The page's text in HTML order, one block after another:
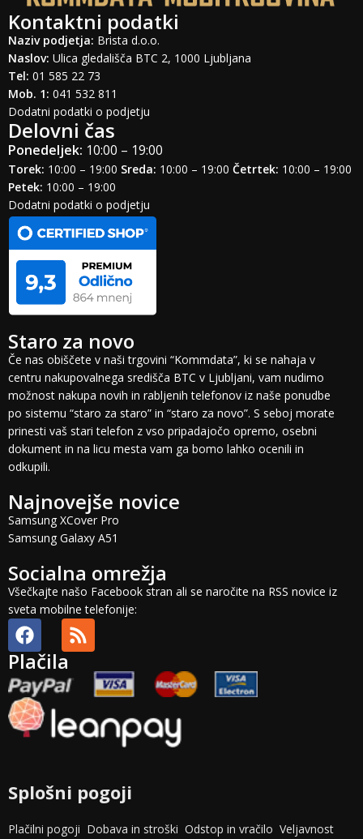
Kontaktni podatki
Naziv podjetja: Brista d.o.o.
Naslov: Ulica gledališča BTC 2, 1000 Ljubljana
Tel: 01 585 22 73
Mob. 1: 041 532 811
Dodatni podatki o podjetju
Delovni čas
Ponedeljek: 10:00 – 19:00
Torek: 10:00 – 19:00 Sreda: 10:00 – 19:00 Četrtek: 10:00 – 19:00
Petek: 10:00 – 19:00
Dodatni podatki o podjetju
Staro za novo
Če nas obiščete v naši trgovini “Kommdata”, ki se nahaja v
centru nakupovalnega središča BTC v Ljubljani, vam nudimo
možnost nakupa novih in rabljenih telefonov iz naše ponudbe
po sistemu “staro za staro” in “staro za novo”. S seboj morate
prinesti vaš stari telefon z vso pripadajočo opremo, osebni
dokument in na licu mesta vam ga bomo lahko ocenili in
odkupili.
Najnovejše novice
Samsung XCover Pro
Samsung Galaxy A51
Socialna omrežja
Všečkajte našo Facebook stran ali se naročite na RSS novice iz
sveta mobilne telefonije:
Plačila
Splošni pogoji
Plačilni pogoji Dobava in stroški Odstop in vračilo Veljavnost